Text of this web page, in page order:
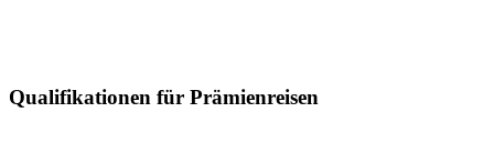
Qualifikationen für Prämienreisen